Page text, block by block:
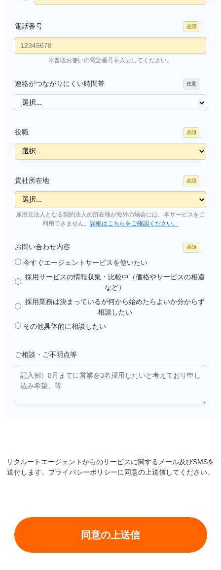
電話番号
※普段お使いの電話番号を入力してください。
連絡がつながりにくい時間帯
役職
貴社所在地
雇用元法人となる契約法人の所在地が海外の場合には、本サービスをご
利用できません。 詳細はこちらをご確認ください。
お問い合わせ内容
今すぐエージェントサービスを使いたい
採用サービスの情報収集・比較中（価格やサービスの相違
など）
採用業務は決まっているが何から始めたらよいか分からず
相談したい
その他具体的に相談したい
ご相談・ご不明点等
リクルートエージェントからのサービスに関するメール及びSMSを
送付します。 プライバシーポリシーに同意の上送信してください。